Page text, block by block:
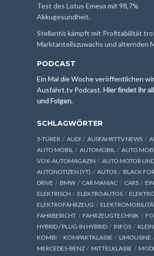
Test des Lotus Emeya mit 98,7%
Akkugesundheit.
Stellantis kämpft mit Profitabilität
Marktanteilszuwachs und alternden
PODCAST
Ein Mal die Woche veröffentlichen
Ausfahrt.tv Podcast.Hier findet ihr
und Folgen.
SCHLAGWÖRTER
5-TÜRER AUDI AUSFAHRTTV NEWS
AUTO MOBIL
AUTOMOBIL
AUTO
VOX-AUTOMAGAZIN
AUTO MOTOR
AUTONOTIZEN (YT)
AUTOS
BLACK
DRIVE
BMW CAR MANIAC CARS
ELEKTRISCH
ELEKTROAUTOS
ELEKTROFAHRZEUG
FAHRBERICHT
FAHRZEUGTECHNIK
HYBRID / PLUG-IN HYBRID
INFOS
KOMBI
KOMPAKTKLASSE
LIMOUSINE
MERCEDES-BENZ
MITTELKLASSE